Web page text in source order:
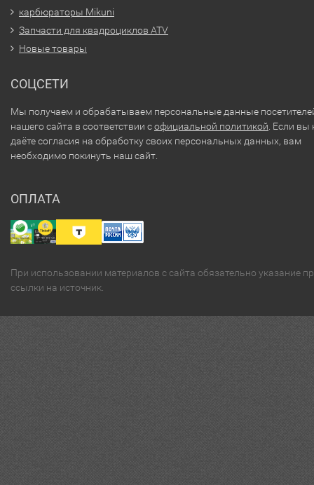
карбюраторы Mikuni
Запчасти для квадроциклов ATV
Новые товары
СОЦСЕТИ
Мы получаем и обрабатываем персональные данные
нашего сайта в соответствии софициальной политикой . Если вы
даёте согласия на обработку своих персональных данных, вам
необходимо покинуть наш сайт.
ОПЛАТА
При использовании материалов с сайта обязательно указание
ссылки на источник.